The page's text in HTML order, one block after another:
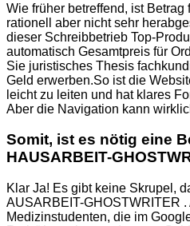
Wie früher betreffend, ist
rationell aber nicht sehr
dieser Schreibbetrieb Top-
automatisch Gesamtpreis für
Sie juristisches Thesis
Geld erwerben.So ist die
leicht zu leiten und hat klares
Aber die Navigation kann
Somit, ist es nötig eine
HAUSARBEIT-
Klar Ja! Es gibt keine Skrupel,
AUSARBEIT-GHOSTWRITER
Medizinstudenten, die im